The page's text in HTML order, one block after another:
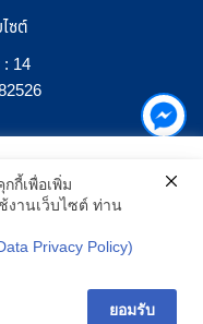
ซต์
14
ON MAP
Center | Privacy
รณ์ที่ดีในการใช้งาน
กแสดงสิ่งที่น่าสนใจสำหรับ
การตั้งค่าของคุกกี้
โดยคลิก "การตั้งค่า"
กี้เพื่อเพิ่ม
งานเว็บไซต์ ท่าน
Privacy Policy)
ยอมรับ